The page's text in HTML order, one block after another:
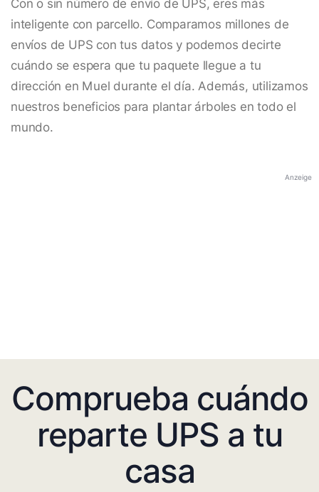
Con o sin número de envío de UPS, eres más
inteligente con parcello. Comparamos millones de
envíos de UPS con tus datos y podemos decirte
cuándo se espera que tu paquete llegue a tu
dirección en Muel durante el día. Además, utilizamos
nuestros beneficios para plantar árboles en todo el
mundo.
Anzeige
Comprueba cuándo
reparte UPS a tu
casa